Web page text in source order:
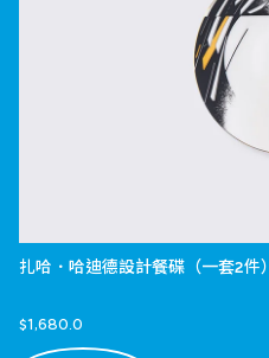
扎哈．哈迪德設計餐碟（一套2件）
$1,680.0